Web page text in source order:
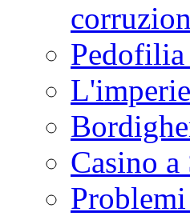
Pedofilia
Casino a